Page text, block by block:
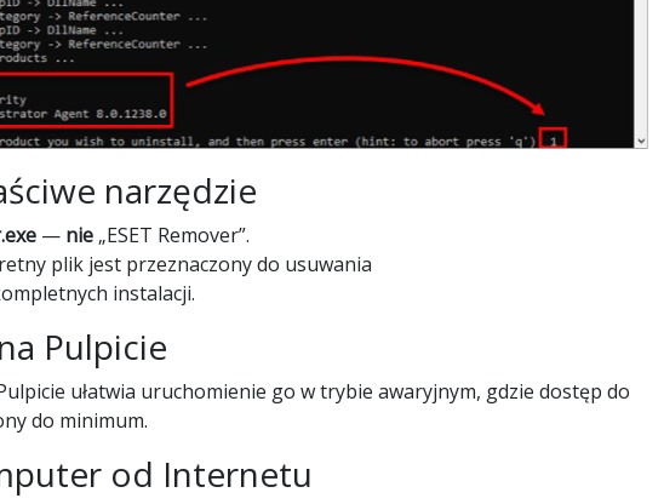
narzędzie
— nie „ESET Remover”.
plik jest przeznaczony do usuwania
instalacji.
Pulpicie
ułatwia uruchomienie go w trybie awaryjnym, gdzie dostęp do
do minimum.
od Internetu